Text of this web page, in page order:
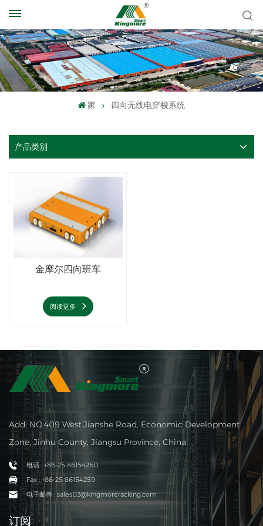
家 四向无线电穿梭系统
产品类别
金摩尔四向班车
阅读更多
Add: NO.409 West Jianshe Road, Economic Development
Zone, Jinhu County, Jiangsu Province, China
电话 : +86-25 86154260
Fax : +86-25 86154259
电子邮件 : sales03@kingmoreracking.com
订阅